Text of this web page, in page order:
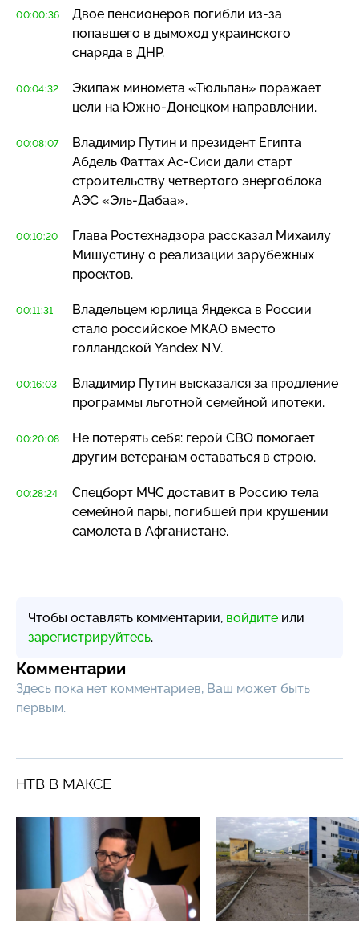
00:00:36 Двое пенсионеров погибли из-за
попавшего в дымоход украинского
снаряда в ДНР.
00:04:32
Экипаж миномета «Тюльпан» поражает
цели на Южно-Донецком направлении.
00:08:07
Владимир Путин и президент Египта
Абдель Фаттах Ас-Сиси дали старт
строительству четвертого энергоблока
АЭС «Эль-Дабаа».
00:10:20
Глава Ростехнадзора рассказал Михаилу
Мишустину о реализации зарубежных
проектов.
00:11:31
Владельцем юрлица Яндекса в России
стало российское МКАО вместо
голландской Yandex N.V.
00:16:03
Владимир Путин высказался за продление
программы льготной семейной ипотеки.
00:20:08
Не потерять себя: герой СВО помогает
другим ветеранам оставаться в строю.
00:28:24
Спецборт МЧС доставит в Россию тела
семейной пары, погибшей при крушении
самолета в Афганистане.
Чтобы оставлять комментарии, войдите или
зарегистрируйтесь.
Комментарии
Здесь пока нет комментариев, Ваш может быть
первым.
НТВ В МАКСЕ